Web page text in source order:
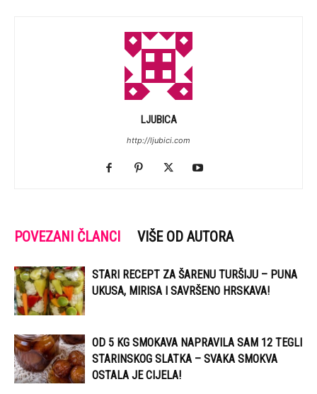
LJUBICA
http://ljubici.com
POVEZANI ČLANCI VIŠE OD AUTORA
STARI RECEPT ZA ŠARENU TURŠIJU – PUNA
UKUSA, MIRISA I SAVRŠENO HRSKAVA!
OD 5 KG SMOKAVA NAPRAVILA SAM 12 TEGLI
STARINSKOG SLATKA – SVAKA SMOKVA
OSTALA JE CIJELA!